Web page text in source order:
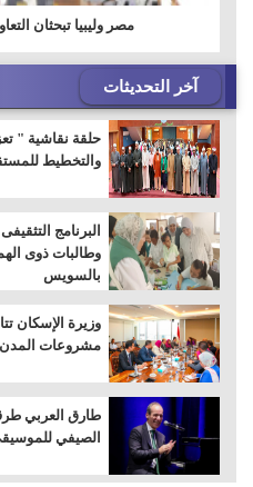
مصر وليبيا تبحثان
آخر التحديثات
حلقة نقاشية "
والتخطيط
البرنامج
وطالبات ذوى
بالسويس
مشروعات المدن
طارق العربي
الصيفي